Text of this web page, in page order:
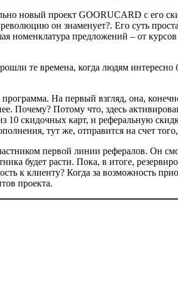
новый проект GOORUCARD с его
он знаменует?. Его суть
предложений – от
те времена, когда людям интересно
На первый взгляд, она,
Почему? Потому что, здесь
скидочных карт, и реферальную
тут же, отправится на счет
первой линии рефералов. Он
будет расти. Пока, в итоге,
к клиенту? Когда за возможность
проекта.